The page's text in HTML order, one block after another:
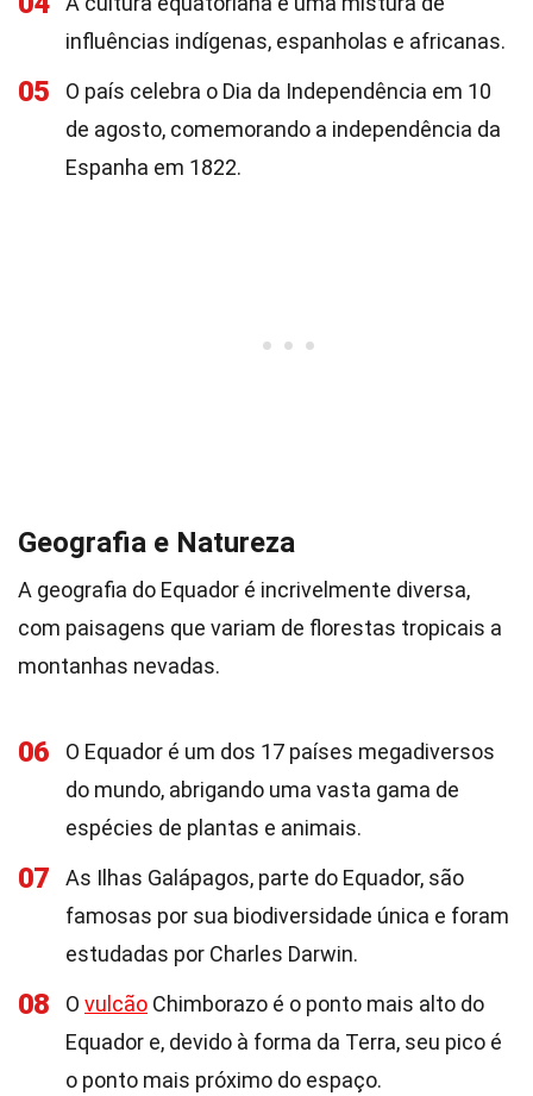
influências indígenas, espanholas e africanas.
05
O país celebra o Dia da Independência em 10
de agosto, comemorando a independência da
Espanha em 1822.
Geografia e Natureza
A geografia do Equador é incrivelmente diversa,
com paisagens que variam de florestas tropicais a
montanhas nevadas.
06
O Equador é um dos 17 países megadiversos
do mundo, abrigando uma vasta gama de
espécies de plantas e animais.
07
As Ilhas Galápagos, parte do Equador, são
famosas por sua biodiversidade única e foram
estudadas por Charles Darwin.
08 O vulcão Chimborazo é o ponto mais alto do
Equador e, devido à forma da Terra, seu pico é
o ponto mais próximo do espaço.